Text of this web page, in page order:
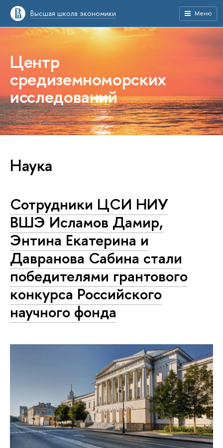
Высшая школа экономики Меню
Центр
средиземноморских
исследований
Наука
Сотрудники ЦСИ НИУ
ВШЭ Исламов Дамир,
Энтина Екатерина и
Давранова Сабина стали
победителями грантового
конкурса Российского
научного фонда